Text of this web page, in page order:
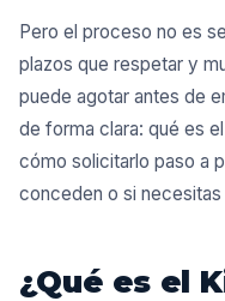
Pero el proceso no es
plazos que respetar y
puede agotar antes de
de forma clara: qué es
cómo solicitarlo paso a
conceden o si necesitas
¿Qué es el